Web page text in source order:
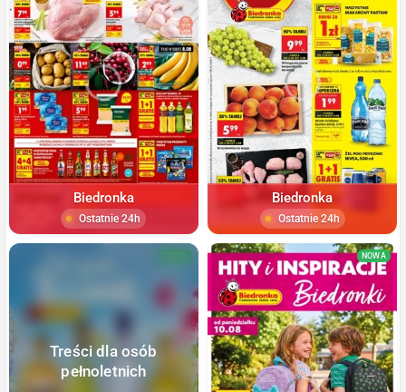
Biedronka
Ostatnie 24h
Biedronka
Ostatnie 24h
Treści dla osób
pełnoletnich
NOWA